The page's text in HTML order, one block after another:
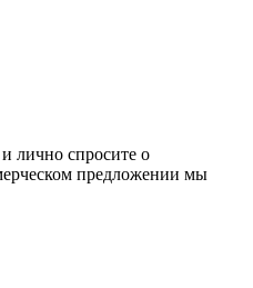
лично спросите о
предложении мы